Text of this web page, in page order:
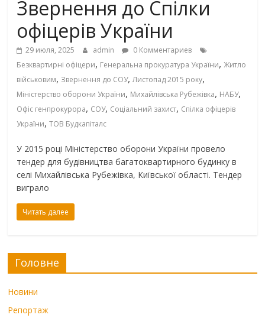
Звернення до Спілки
офіцерів України
29 июля, 2025 admin
0 Комментариев
Безквартирні офіцери, Генеральна прокуратура України,Житло
військовим, Звернення до СОУ,Листопад 2015 року,
Міністерство оборони України, Михайлівська Рубежівка, НАБУ,
Офіс генпрокурора, СОУ, Соціальний захист, Спілка офіцерів
України,ТОВ Будкапіталс
У 2015 році Міністерство оборони України провело
тендер для будівництва багатоквартирного будинку в
селі Михайлівська Рубежівка, Київської області. Тендер
виграло
Читать далее
Головне
Новини
Репортаж